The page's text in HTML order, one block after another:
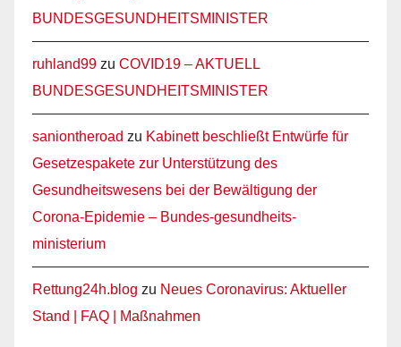
BUNDESGESUNDHEITSMINISTER
ruhland99 zu COVID19 – AKTUELL
BUNDESGESUNDHEITSMINISTER
saniontheroad zu Kabinett beschließt Entwürfe für
Gesetzespakete zur Unterstützung des
Gesundheitswesens bei der Bewältigung der
Corona-Epidemie – Bundes-gesundheits-
ministerium
Rettung24h.blog zu Neues Coronavirus: Aktueller
Stand | FAQ | Maßnahmen